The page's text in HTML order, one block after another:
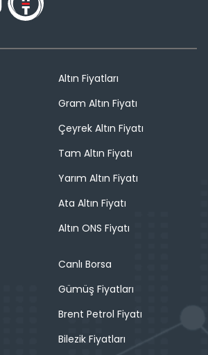
Altın Fiyatları
Gram Altın Fiyatı
Çeyrek Altın Fiyatı
Tam Altın Fiyatı
Yarım Altın Fiyatı
Ata Altın Fiyatı
Altın ONS Fiyatı
Canlı Borsa
Gümüş Fiyatları
Brent Petrol Fiyatı
Bilezik Fiyatları